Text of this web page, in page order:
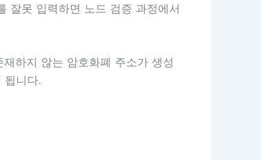
잘못 입력하면 노드 검증 과정에서
하지 않는 암호화폐 주소가 생성
됩니다.